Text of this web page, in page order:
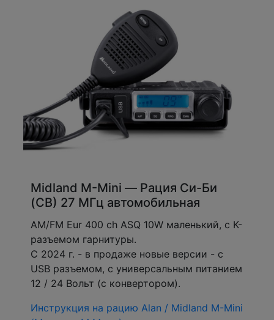
Midland M-Mini — Рация Си-Би
(CB) 27 МГц автомобильная
AM/FM Eur 400 ch ASQ 10W маленький, c K-
разъемом гарнитуры.
С 2024 г. - в продаже новые версии - с
USB разъемом, с универсальным питанием
12 / 24 Вольт (с конвертором).
Инструкция на рацию Alan / Midland M-Mini